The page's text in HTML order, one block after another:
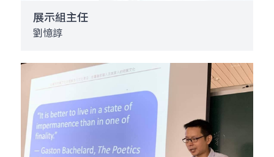
展示組主任
劉憶諄